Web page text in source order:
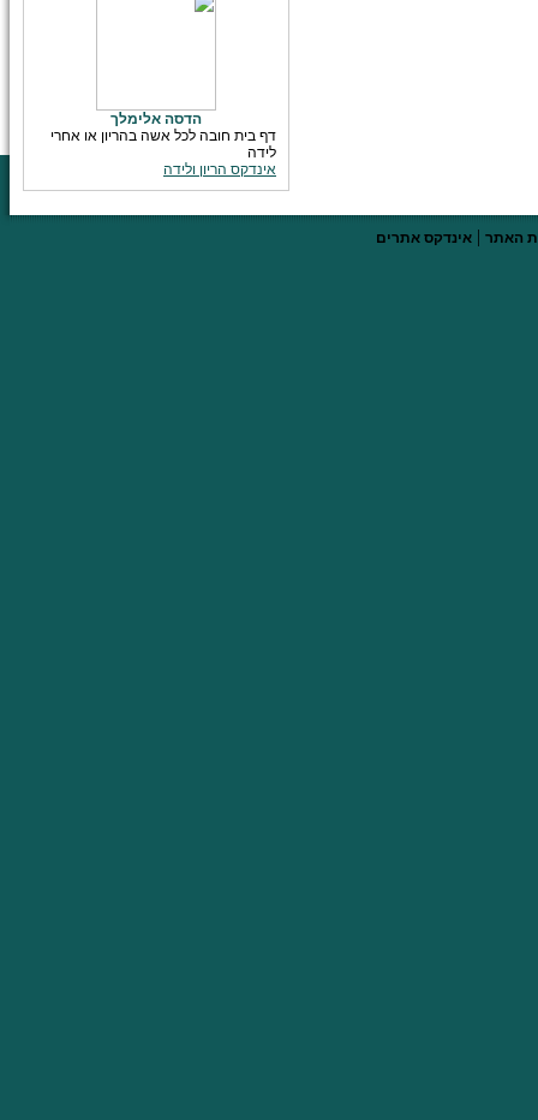
הדסה אלימלך
דף בית חובה לכל אשה בהריון או אחרי
לידה
אינדקס הריון ולידה
האתר| אינדקס אתרים